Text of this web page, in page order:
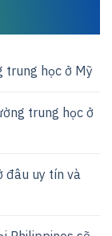
trung học ở Mỹ
trung học ở
đâu uy tín và